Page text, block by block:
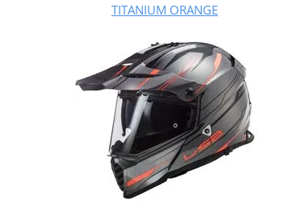
TITANIUM ORANGE